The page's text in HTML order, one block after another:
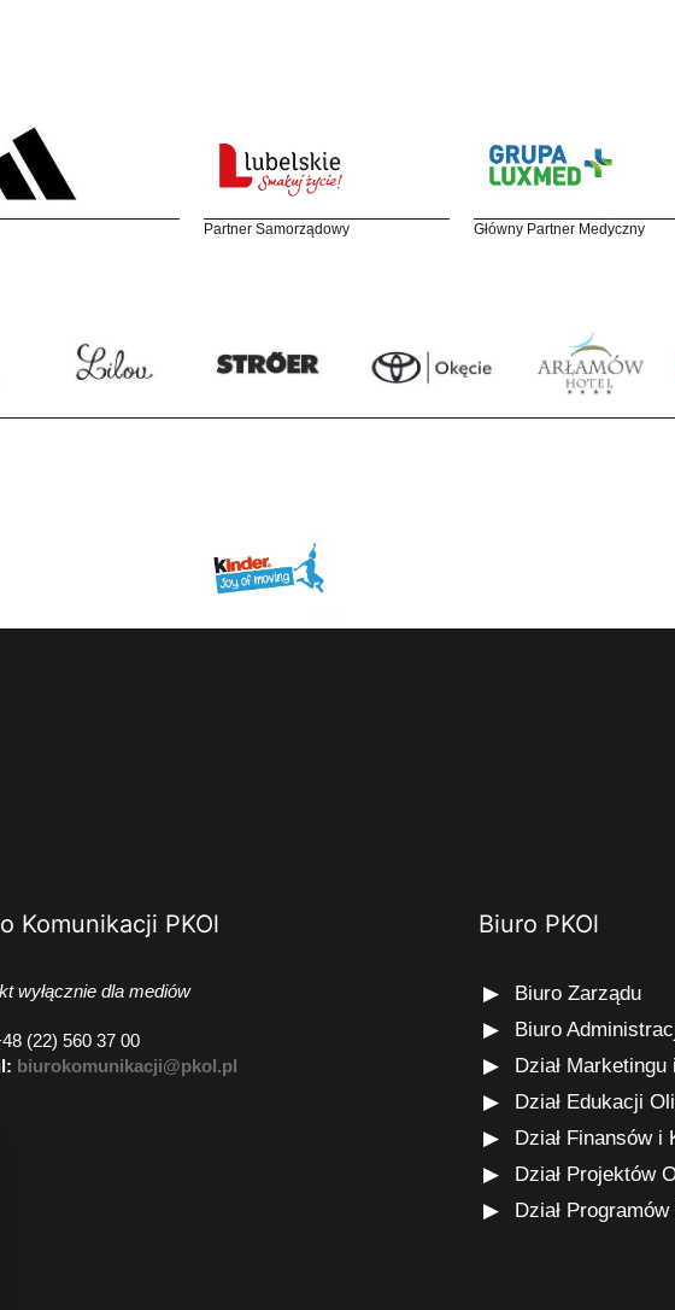
Partner Samorządowy Główny Partner Medyczny
Komunikacji PKOl
wyłącznie dla mediów
(22) 560 37 00
biurokomunikacji@pkol.pl
Biuro PKOl
Biuro Zarządu
Biuro
Dział
Dział Edukacji
Dział Finansów i
Dział Projektów
Dział